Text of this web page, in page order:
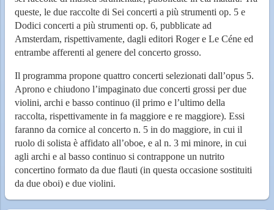
queste, le due raccolte di Sei concerti a più strumenti op. 5 e
Dodici concerti a più strumenti op. 6, pubblicate ad
Amsterdam, rispettivamente, dagli editori Roger e Le Céne ed
entrambe afferenti al genere del concerto grosso.
Il programma propone quattro concerti selezionati dall’opus 5.
Aprono e chiudono l’impaginato due concerti grossi per due
violini, archi e basso continuo (il primo e l’ultimo della
raccolta, rispettivamente in fa maggiore e re maggiore). Essi
faranno da cornice al concerto n. 5 in do maggiore, in cui il
ruolo di solista è affidato all’oboe, e al n. 3 mi minore, in cui
agli archi e al basso continuo si contrappone un nutrito
concertino formato da due flauti (in questa occasione sostituiti
da due oboi) e due violini.